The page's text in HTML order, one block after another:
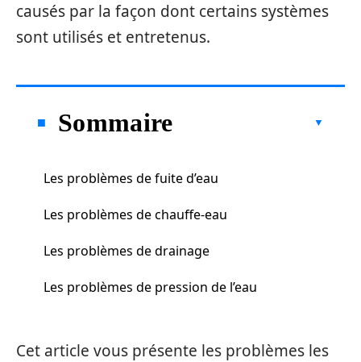
causés par la façon dont certains systèmes
sont utilisés et entretenus.
Sommaire
Les problèmes de fuite d’eau
Les problèmes de chauffe-eau
Les problèmes de drainage
Les problèmes de pression de l’eau
Cet article vous présente les problèmes les